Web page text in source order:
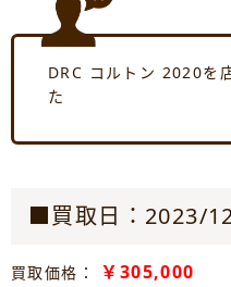
DRC コルトン 2020を
た
■買取日：2023/
買取価格： ￥305,000